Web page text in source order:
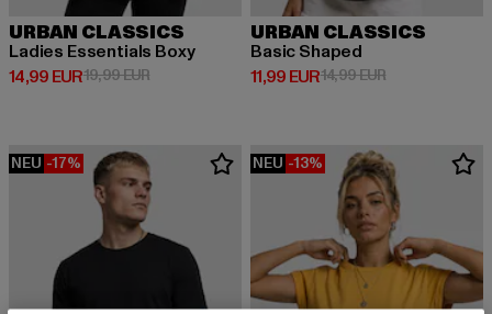
URBAN CLASSICS
Ladies Essentials Boxy
14,99 EUR
Derzeitiger Preis: 14,99 EUR
19,99 EURAktionspreis: 19,99 EUR
URBAN CLASSICS
Basic Shaped
11,99 EUR
Derzeitiger Preis: 11,99 EUR
14,99 EURAktionspreis:
NEU -17% NEU -13%